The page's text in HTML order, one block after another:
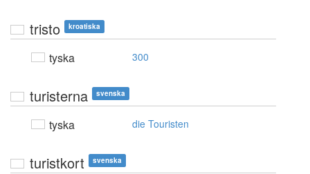
tristo kroatiska
tyska 300
turisterna svenska
tyska die Touristen
turistkort svenska